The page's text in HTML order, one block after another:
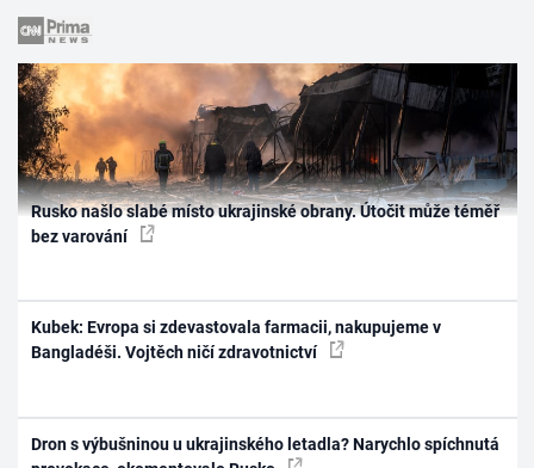
Rusko našlo slabé místo ukrajinské obrany. Útočit může téměř
bez varování
Kubek: Evropa si zdevastovala farmacii, nakupujeme v
Bangladéši. Vojtěch ničí zdravotnictví
Dron s výbušninou u ukrajinského letadla? Narychlo spíchnutá